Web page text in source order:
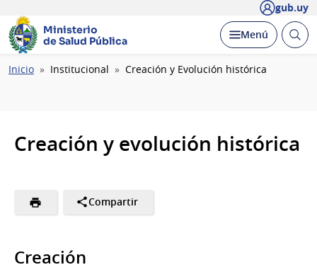
gub.uy
Ministerio
de Salud Pública
Desplegar
Menú Abrir
Ruta
Inicio Institucional Creación y Evolución histórica
Creación y evolución histórica
Compartir
Creación